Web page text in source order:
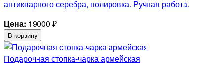
антикварного серебра, полировка. Ручная работа.
Цена: 19000 ₽
В корзину
Подарочная стопка-чарка армейская